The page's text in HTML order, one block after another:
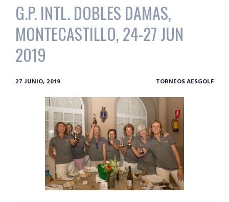
G.P. INTL. DOBLES DAMAS,
MONTECASTILLO, 24-27 JUN
2019
27 JUNIO, 2019 TORNEOS AESGOLF